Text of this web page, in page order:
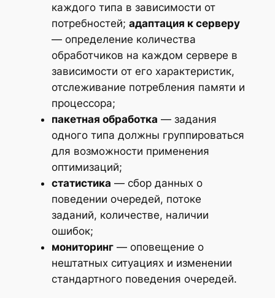
каждого типа в зависимости от
потребностей; адаптация к серверу
— определение количества
обработчиков на каждом сервере в
зависимости от его характеристик,
отслеживание потребления памяти и
процессора;
пакетная обработка — задания
одного типа должны группироваться
для возможности применения
оптимизаций;
статистика — сбор данных о
поведении очередей, потоке
заданий, количестве, наличии
ошибок;
мониторинг— оповещение о
нештатных ситуациях и изменении
стандартного поведения очередей.